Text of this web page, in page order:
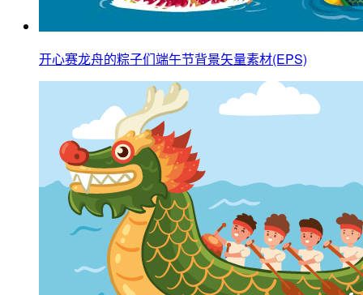
开心赛龙舟的粽子们端午节背景矢量素材(EPS)